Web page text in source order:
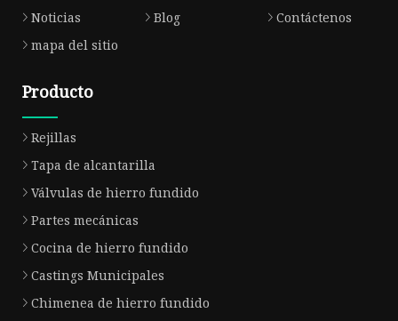
Noticias
Blog
Contáctenos
mapa del sitio
Producto
Rejillas
Tapa de alcantarilla
Válvulas de hierro fundido
Partes mecánicas
Cocina de hierro fundido
Castings Municipales
Chimenea de hierro fundido